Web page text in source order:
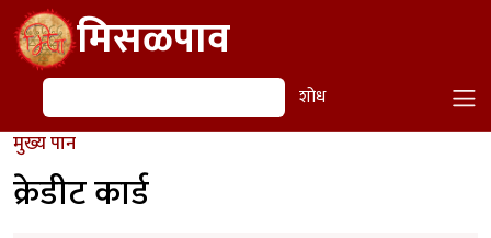
Skip to main contentमिसळपाव
शोध शोध
मुख्य पान
क्रेडीट कार्ड